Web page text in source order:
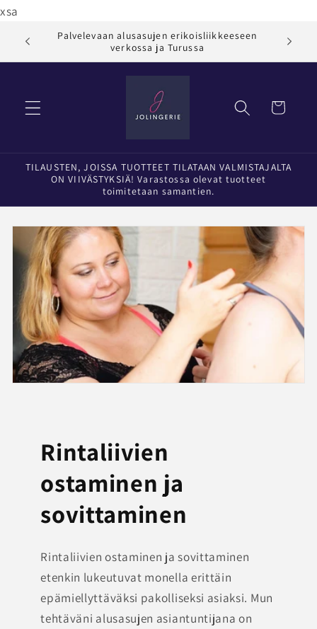
xsa
sisältöönPalvelevaan alusasujen erikoisliikkeeseen
verkossa ja Turussa
Ostoskori
TILAUSTEN, JOISSA TUOTTEET TILATAAN VALMISTAJALTA
ON VIIVÄSTYKSIÄ! Varastossa olevat tuotteet
toimitetaan samantien.
Rintaliivien
ostaminen ja
sovittaminen
Rintaliivien ostaminen ja sovittaminen
etenkin lukeutuvat monella erittäin
epämiellyttäväksi pakolliseksi asiaksi. Mun
tehtäväni alusasujen asiantuntijana on